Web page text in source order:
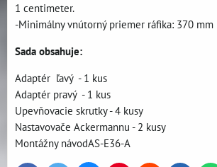
1 centimeter.
-Minimálny vnútorný priemer ráfika: 370 mm
Sada obsahuje:
Adaptér ľavý - 1 kus
Adaptér pravý - 1 kus
Upevňovacie skrutky - 4 kusy
Nastavovače Ackermannu - 2 kusy
Montážny návodAS-E36-A